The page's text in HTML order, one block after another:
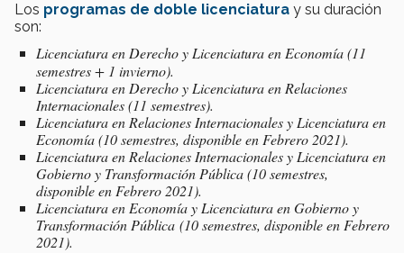
Los programas de doble licenciatura y su duración
son:
Licenciatura en Derecho y Licenciatura en Economía(11
semestres + 1 invierno).
Licenciatura en Derecho y Licenciatura en Relaciones
Internacionales (11 semestres).
Licenciatura en Relaciones Internacionales y Licenciatura en
Economía (10 semestres, disponible en Febrero 2021).
Licenciatura en Relaciones Internacionales y Licenciatura en
Gobierno y Transformación Pública (10 semestres,
disponible en Febrero 2021).
Licenciatura en Economía y Licenciatura en Gobierno y
Transformación Pública (10 semestres, disponible en Febrero
2021).